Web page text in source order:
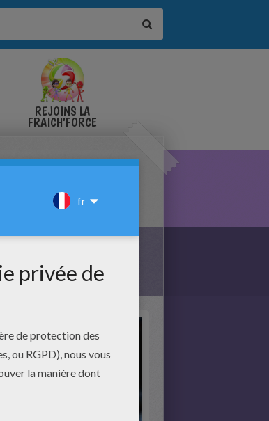
REJOINS LA
FRAICH'FORCE